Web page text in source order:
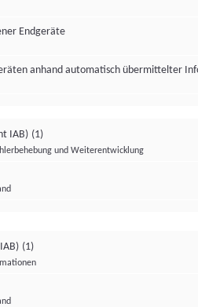
Endgeräte
anhand automatisch übermittelter
IAB) (1)
und Weiterentwicklung
(1)